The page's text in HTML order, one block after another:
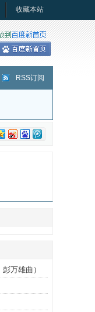
收藏本站
RSS订阅
万雄曲）